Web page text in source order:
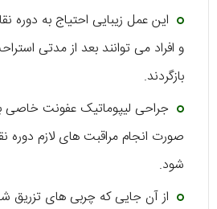
این عمل زیبایی احتیاج به دوره
و افراد می توانند بعد از مدتی
بازگردند.
جراحی لیپوماتیک عفونت خاصی
صورت انجام مراقبت های لازم
شود.
از آن جایی که چربی های تزریق